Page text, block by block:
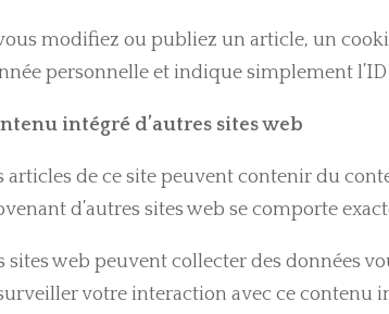
modifiez ou publiez un article, un
personnelle et indique simplement
intégré d’autres sites web
articles de ce site peuvent contenir du
d’autres sites web se comporte
sites web peuvent collecter des données
votre interaction avec ce contenu